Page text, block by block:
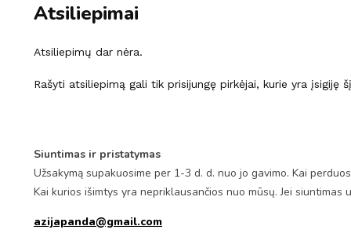
Atsiliepimai
Atsiliepimų dar nėra.
Rašyti atsiliepimą gali tik prisijungę pirkėjai, kurie yra įsigiję
Siuntimas ir pristatymas
Užsakymą supakuosime per 1-3 d. d. nuo jo gavimo. Kai
Kai kurios išimtys yra nepriklausančios nuo mūsų. Jei siuntimas
azijapanda@gmail.com